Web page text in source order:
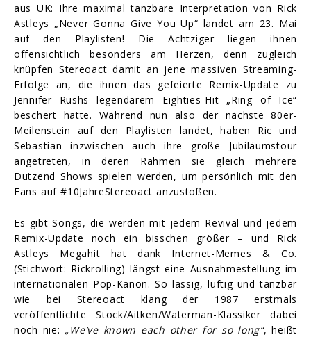
aus UK: Ihre maximal tanzbare Interpretation von Rick
Astleys „Never Gonna Give You Up“ landet am 23. Mai
auf den Playlisten! Die Achtziger liegen ihnen
offensichtlich besonders am Herzen, denn zugleich
knüpfen Stereoact damit an jene massiven Streaming-
Erfolge an, die ihnen das gefeierte Remix-Update zu
Jennifer Rushs legendärem Eighties-Hit „Ring of Ice“
beschert hatte. Während nun also der nächste 80er-
Meilenstein auf den Playlisten landet, haben Ric und
Sebastian inzwischen auch ihre große Jubiläumstour
angetreten, in deren Rahmen sie gleich mehrere
Dutzend Shows spielen werden, um persönlich mit den
Fans auf #10JahreStereoact anzustoßen.
Es gibt Songs, die werden mit jedem Revival und jedem
Remix-Update noch ein bisschen größer – und Rick
Astleys Megahit hat dank Internet-Memes & Co.
(Stichwort: Rickrolling) längst eine Ausnahmestellung im
internationalen Pop-Kanon. So lässig, luftig und tanzbar
wie bei Stereoact klang der 1987 erstmals
veröffentlichte Stock/Aitken/Waterman-Klassiker dabei
noch nie: „We’ve known each other for so long“, heißt